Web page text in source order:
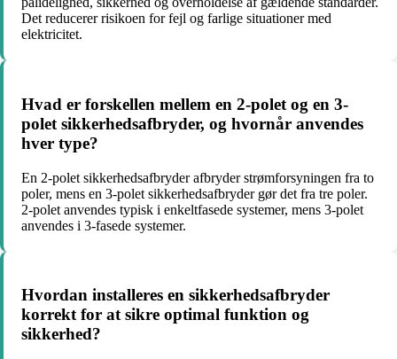
Det reducerer risikoen for fejl og farlige situationer med
elektricitet.
Hvad er forskellen mellem en 2-polet og en 3-
polet sikkerhedsafbryder, og hvornår anvendes
hver type?
En 2-polet sikkerhedsafbryder afbryder strømforsyningen fra to
poler, mens en 3-polet sikkerhedsafbryder gør det fra tre poler.
2-polet anvendes typisk i enkeltfasede systemer, mens 3-polet
anvendes i 3-fasede systemer.
Hvordan installeres en sikkerhedsafbryder
korrekt for at sikre optimal funktion og
sikkerhed?